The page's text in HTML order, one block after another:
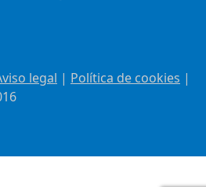
legal | Política de cookies |